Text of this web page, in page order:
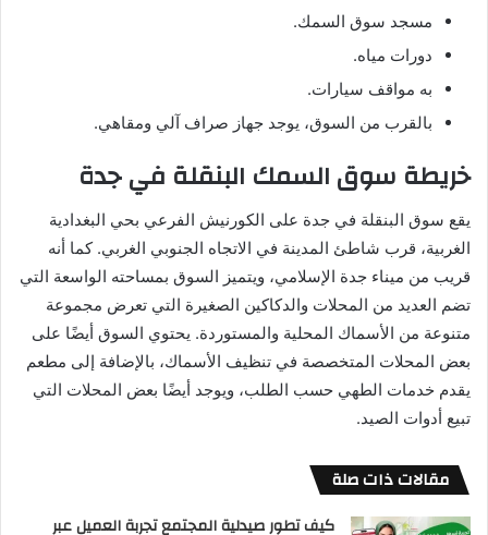
مسجد سوق السمك.
دورات مياه.
به مواقف سيارات.
بالقرب من السوق، يوجد جهاز صراف آلي ومقاهي.
خريطة سوق السمك البنقلة في جدة
يقع سوق البنقلة في جدة على الكورنيش الفرعي بحي البغدادية
الغربية، قرب شاطئ المدينة في الاتجاه الجنوبي الغربي. كما أنه
قريب من ميناء جدة الإسلامي، ويتميز السوق بمساحته الواسعة التي
تضم العديد من المحلات والدكاكين الصغيرة التي تعرض مجموعة
متنوعة من الأسماك المحلية والمستوردة. يحتوي السوق أيضًا على
بعض المحلات المتخصصة في تنظيف الأسماك، بالإضافة إلى مطعم
يقدم خدمات الطهي حسب الطلب، ويوجد أيضًا بعض المحلات التي
تبيع أدوات الصيد.
مقالات ذات صلة
كيف تطور صيدلية المجتمع تجربة العميل عبر